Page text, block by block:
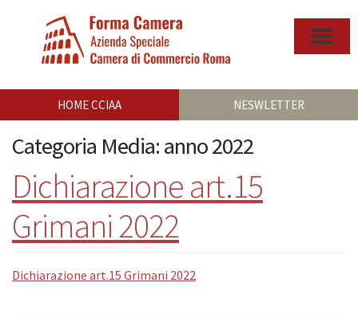
HOME CCIAA NESWLETTER
Categoria Media:anno 2022
Dichiarazione art.15
Grimani 2022
Dichiarazione art.15 Grimani 2022